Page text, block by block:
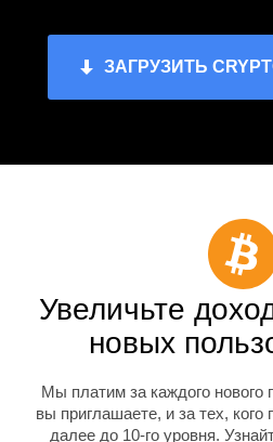
ЗАГРУЗИТЬ
Увеличьте
новых
Мы платим за каждого нового
вы приглашаете, и за тех,
далее до 10-го уровня.